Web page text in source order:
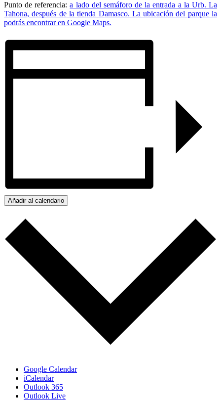
Punto de referencia:a lado del semáforo de la entrada a la Urb. La
Tahona, después de la tienda Damasco. La ubicación del parque la
podrás encontrar en Google Maps.
Añadir al calendario
Google Calendar
iCalendar
Outlook 365
Outlook Live